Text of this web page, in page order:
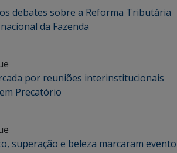
debates sobre a Reforma Tributária
da Fazenda
por reuniões interinstitucionais
Precatório
superação e beleza marcaram evento